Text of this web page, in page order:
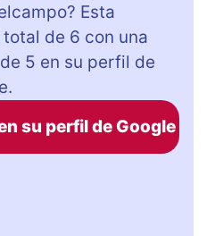
Esta
de 6 con una
5 en su perfil de
su perfil de Google